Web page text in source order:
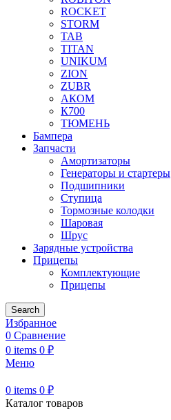
ROCKET
STORM
TAB
TITAN
UNIKUM
ZION
ZUBR
АКОМ
К700
ТЮМЕНЬ
Бампера
Запчасти
Амортизаторы
Генераторы и стартеры
Подшипники
Ступица
Тормозные колодки
Шаровая
Шрус
Зарядные устройства
Прицепы
Комплектующие
Прицепы
Search
Избранное
0 Сравнение
0 items 0 ₽
Меню
0 items 0 ₽
Каталог товаров